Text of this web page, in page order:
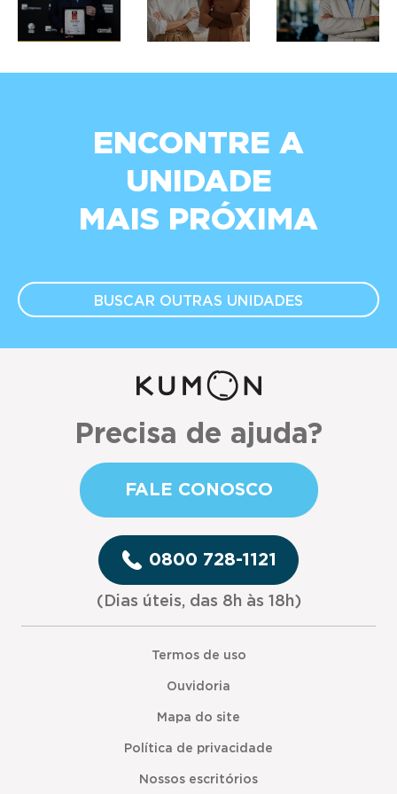
ENCONTRE A
UNIDADE
MAIS PRÓXIMA
BUSCAR OUTRAS UNIDADES
Precisa de ajuda?
FALE CONOSCO
0800 728-1121
(Dias úteis, das 8h às 18h)
Termos de uso
Ouvidoria
Mapa do site
Política de privacidade
Nossos escritórios